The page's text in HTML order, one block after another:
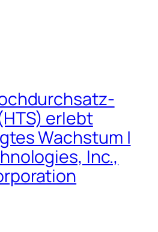
erlebt
Wachstum |
Inc.,